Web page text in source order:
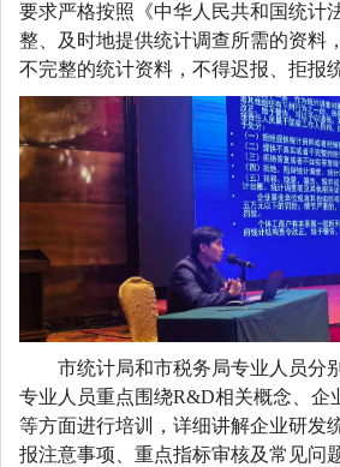
要求严格按照 《中华人民共和国统计
整、及时地提供统计调查所需的资料
不完整的统计资料，不得迟报、拒报
市统计局和市税务局专业人员分
专业人员重点围绕R&D相关概念、企
等方面进行培训，详细讲解企业研发
报注意事项、重点指标审核及常见问